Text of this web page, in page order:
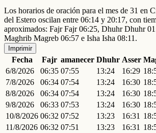
Los horarios de oración para el mes de 31 en
del Estero oscilan entre 06:14 y 20:17, con
aproximados: Fajr Fajr 06:25, Dhuhr Dhuhr
Maghrib Magreb 06:57 e Isha Isha 08:11.
Imprimir
Fecha Fajr amanecer Dhuhr Asser
6/8/2026
06:35 07:55 13:24 16:29
7/8/2026
06:34 07:54 13:24 16:30
8/8/2026
06:34 07:54 13:24 16:30
9/8/2026
06:33 07:53 13:24 16:30
10/8/2026 06:32 07:52 13:23 16:31
11/8/2026 06:32 07:51 13:23 16:31